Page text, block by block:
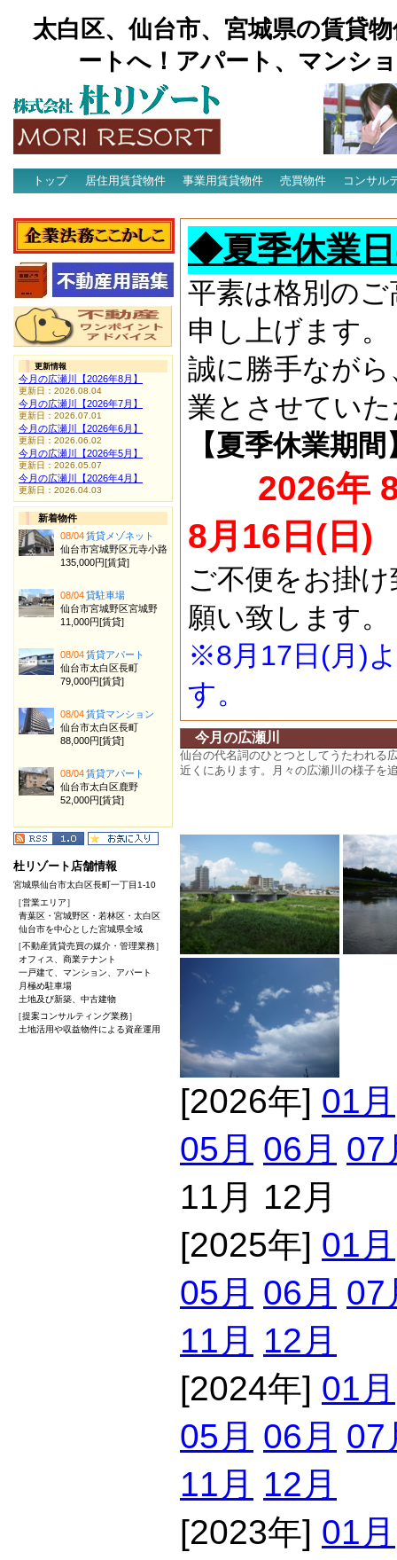
太白区、仙台市、宮城県の賃貸
ートへ！アパート、マンシ
トップ 居住用賃貸物件 事業用賃貸物件 売買物件
コンサル
◆夏季休業
平素は格別の
申し上げます。
誠に勝手なが
業とさせてい
【夏季休業期間
2026年
8月16日(日)
ご不便をお掛
願い致します。
※8月17日(月)
す。
今月の広瀬川
仙台の代名詞のひとつとしてうたわれる
近くにあります。月々の広瀬川の様子を
[2026年] 01月
05月 06月 07
11月 12月
[2025年] 01月
05月 06月 07
11月 12月
[2024年] 01月
05月 06月 07
11月 12月
[2023年] 01月
更新情報
今月の広瀬川【2026年8月】
更新日：2026.08.04
今月の広瀬川【2026年7月】
更新日：2026.07.01
今月の広瀬川【2026年6月】
更新日：2026.06.02
今月の広瀬川【2026年5月】
更新日：2026.05.07
今月の広瀬川【2026年4月】
更新日：2026.04.03
新着物件
08/04賃貸メゾネット
仙台市宮城野区元寺小路
135,000円[賃貸]
08/04貸駐車場
仙台市宮城野区宮城野
11,000円[賃貸]
08/04賃貸アパート
仙台市太白区長町
79,000円[賃貸]
08/04賃貸マンション
仙台市太白区長町
88,000円[賃貸]
08/04賃貸アパート
仙台市太白区鹿野
52,000円[賃貸]
杜リゾート店舗情報
宮城県仙台市太白区長町一丁目1-10
［営業エリア］
青葉区・宮城野区・若林区・太白区
仙台市を中心とした宮城県全域
［不動産賃貸売買の媒介・管理業務］
オフィス、商業テナント
一戸建て、マンション、アパート
月極め駐車場
土地及び新築、中古建物
［提案コンサルティング業務］
土地活用や収益物件による資産運用